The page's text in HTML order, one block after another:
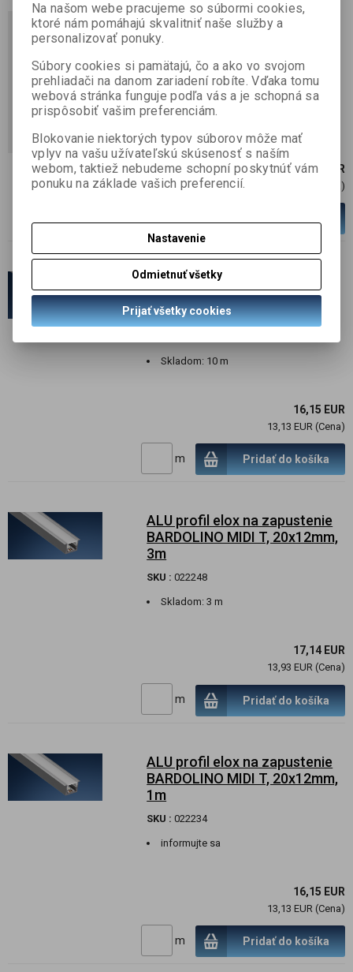
2ks koncovky pre profil
CATANIA 3060, Blackline,
SKU :020349
informujte sa
36,17 EUR
29,40 EUR (Cena)
ALU profil elox BARDOLINO
MIDI flach, prisadený,
15x12mm, 2m
Skladom: 10 m
16,15 EUR
13,13 EUR (Cena)
m Pridať do košíka
ALU profil elox na zapustenie
BARDOLINO MIDI T, 20x12mm,
3m
SKU : 022248
Skladom:3 m
17,14 EUR
13,93 EUR (Cena)
m Pridať do košíka
ALU profil elox na zapustenie
BARDOLINO MIDI T, 20x12mm,
1m
SKU : 022234
informujte sa
16,15 EUR
13,13 EUR (Cena)
m Pridať do košíka
Na našom webe pracujeme so súbormi cookies,
ktoré nám pomáhajú skvalitniť naše služby a
personalizovať ponuky.
Súbory cookies si pamätajú, čo a ako vo svojom
prehliadači na danom zariadení robíte. Vďaka tomu
webová stránka funguje podľa vás a je schopná sa
prispôsobiť vašim preferenciám.
Blokovanie niektorých typov súborov môže mať
vplyv na vašu užívateľskú skúsenosť s naším
webom, taktiež nebudeme schopní poskytnúť vám
ponuku na základe vašich preferencií.
Nastavenie
Odmietnuť všetky
Prijať všetky cookies